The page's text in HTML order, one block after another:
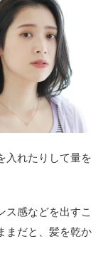
入れたりして量を
ス感などを出すこ
まだと、髪を乾か